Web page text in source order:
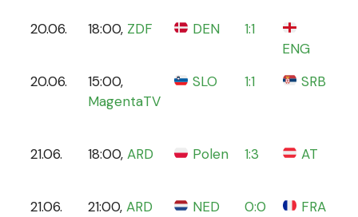
20.06.
18:00, ZDF DEN
1:1
ENG
20.06.
15:00,
MagentaTV
SLO 1:1 SRB
21.06.
18:00, ARD Polen 1:3 AT
21.06.
21:00, ARD NED 0:0 FRA